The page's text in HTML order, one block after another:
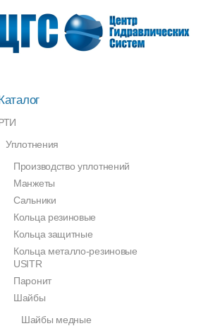
Уплотнения
Производство уплотнений
Манжеты
Сальники
Кольца резиновые
Кольца защитные
Кольца металло-резиновые
USITR
Паронит
Шайбы
Шайбы медные